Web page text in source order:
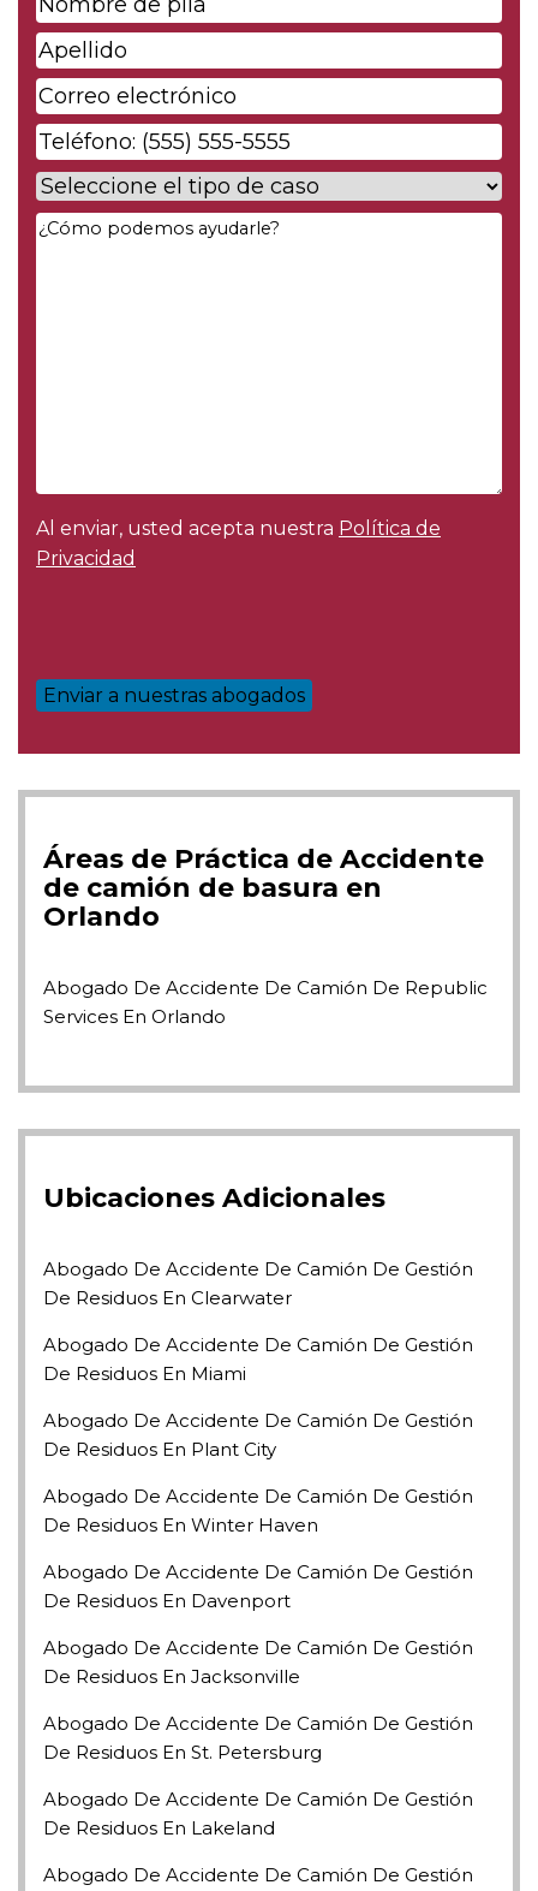
de
pila*
Apellido*
Correo
electrónico*
Phone*
Case
Type*
Your
Al enviar, usted acepta nuestra Política de
Privacidad
Áreas de Práctica de Accidente
de camión de basura en
Orlando
Abogado De Accidente De Camión De Republic
Services En Orlando
Ubicaciones Adicionales
Abogado De Accidente De Camión De Gestión
De Residuos En Clearwater
Abogado De Accidente De Camión De Gestión
De Residuos En Miami
Abogado De Accidente De Camión De Gestión
De Residuos En Plant City
Abogado De Accidente De Camión De Gestión
De Residuos En Winter Haven
Abogado De Accidente De Camión De Gestión
De Residuos En Davenport
Abogado De Accidente De Camión De Gestión
De Residuos En Jacksonville
Abogado De Accidente De Camión De Gestión
De Residuos En St. Petersburg
Abogado De Accidente De Camión De Gestión
De Residuos En Lakeland
Abogado De Accidente De Camión De Gestión